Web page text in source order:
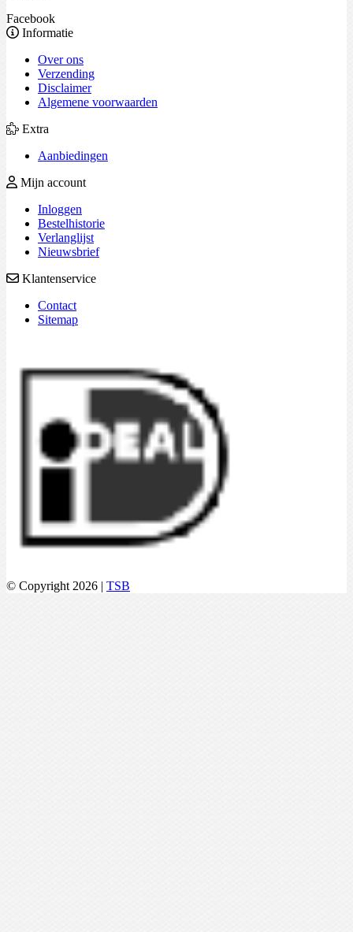
Facebook
Informatie
Over ons
Verzending
Disclaimer
Algemene voorwaarden
Extra
Aanbiedingen
Mijn account
Inloggen
Bestelhistorie
Verlanglijst
Nieuwsbrief
Klantenservice
Contact
Sitemap
© Copyright 2026 | TSB